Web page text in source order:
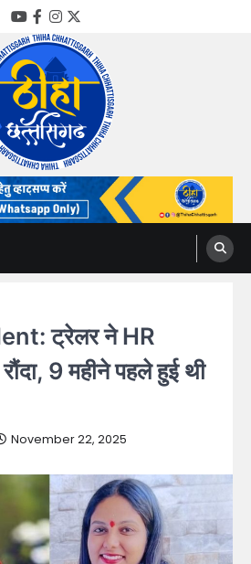
YouTube
Facebook
Instagram
Twitter
Chhattisgarh
जन के
ट्रेलर ने HR
9 महीने पहले हुई थी
November 22, 2025